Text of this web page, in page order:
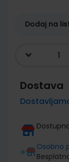
galleryDodaj na
Dostava
Osobno